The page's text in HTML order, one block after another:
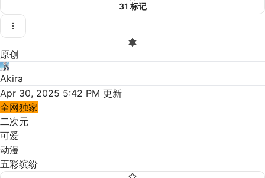
31 标记
原创
Akira
Apr 30, 2025 5:42 PM 更新
全网独家
二次元
可爱
动漫
五彩缤纷